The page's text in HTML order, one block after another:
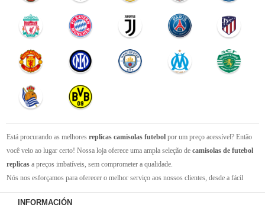
Está procurando as melhores replicas camisolas futebol por um preço acessível? Então
você veio ao lugar certo! Nossa loja oferece uma ampla seleção de camisolas de futebol
replicas a preços imbatíveis, sem comprometer a qualidade.
Nós nos esforçamos para oferecer o melhor serviço aos nossos clientes, desde a fácil
navegação em nosso site até a entrega rápida de seus pedidos. Com nossa equipe de
atendimento ao cliente amigável e experiente, você pode ter certeza de que receberá suporte
INFORMACIÓN